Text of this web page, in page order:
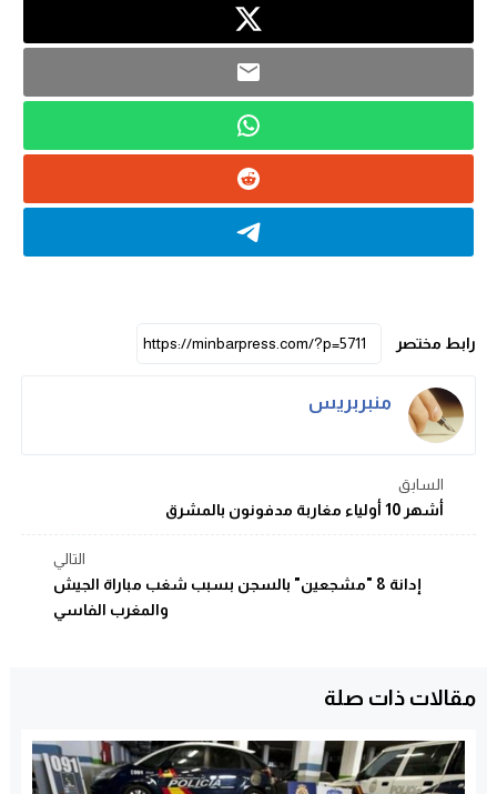
رابط مختصر
منبربريس
السابق
أشهر 10 أولياء مغاربة مدفونون بالمشرق
التالي
إدانة 8 "مشجعين" بالسجن بسبب شغب مباراة الجيش
والمغرب الفاسي
مقالات ذات صلة